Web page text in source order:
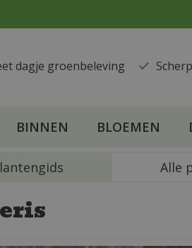
dagje groenbeleving
BINNEN BLOEMEN
Alle